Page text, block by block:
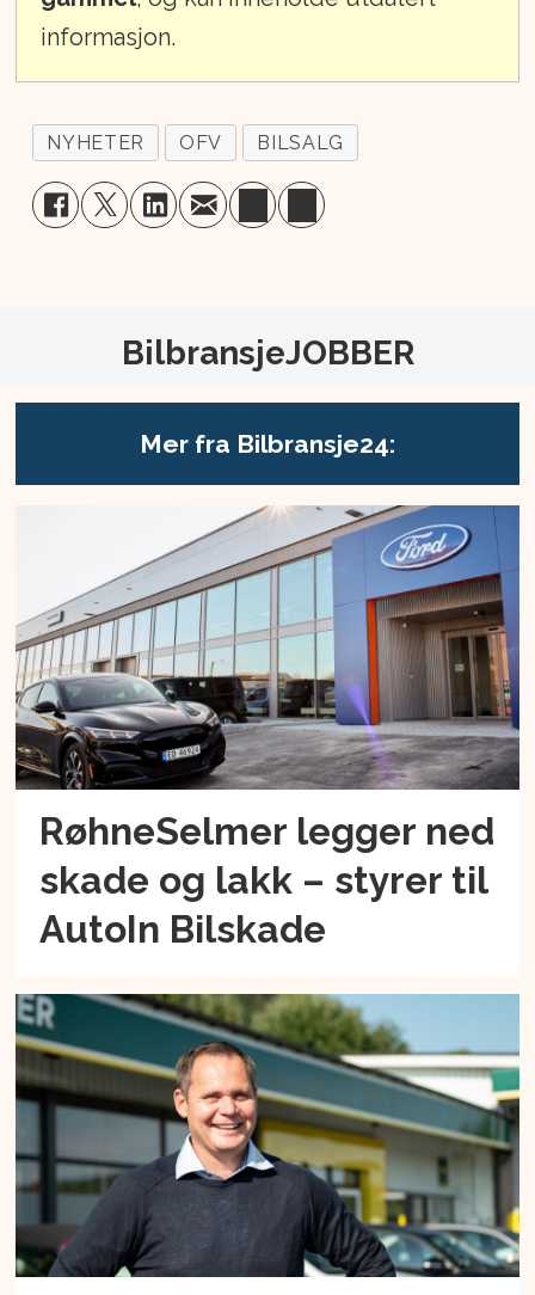
informasjon.
NYHETER OFV BILSALG
BilbransjeJOBBER
Mer fra Bilbransje24:
RøhneSelmer legger ned
skade og lakk – styrer til
AutoIn Bilskade